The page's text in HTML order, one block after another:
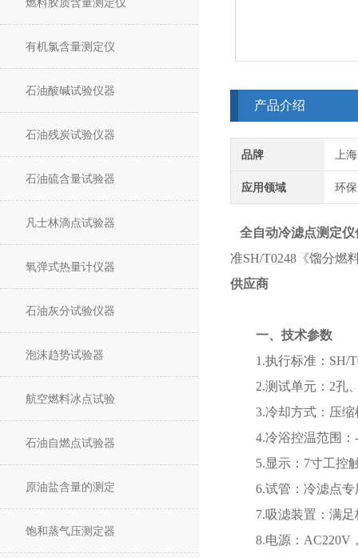
有机氯含量测定仪
石油酸碱试验仪器
石油残炭试验仪器
石油硫含量试验器
凡士林滴点试验器
氧弹式热量计仪器
石油灰分试验仪器
泡沫趋势试验器
航空燃料冰点试验
石油自燃点试验器
原油盐含量的测定
饱和蒸气压测定器
产品介绍
品牌 上
应用领域 环
全自动冷滤点测定
准SH/T0248《馏分燃
供应商
一、技术参数
1.执行标准：SH/
2.测试单元：2孔
3.冷却方式：压缩
4.冷浴控温范围
5.显示：7寸工控
6.试管：冷滤点专
7.吸滤装置：满足
8.电源：AC220V